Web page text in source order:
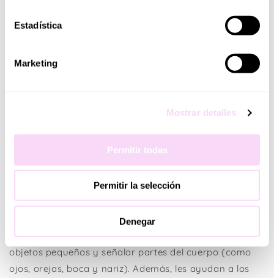
Estadística
Marketing
Mostrar detalles
Permitir todas
Permitir la selección
Denegar
fabricados de vinilo suave, sin perfume y libre de
Apto para niño/as de más de 12 meses.
piernas son de vinilo suave, tiene ojos brillantes, mejillas
suaves, manos y dedos delicados; y pelo fino esculpido.
Las muñecas les enseñan a los niños cómo cuidar de
otra persona, poner y quitar ropa, interactuar con
objetos pequeños y señalar partes del cuerpo (como
ojos, orejas, boca y nariz). Además, les ayudan a los